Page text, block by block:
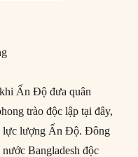
Ấn Độ đưa quân
trào độc lập tại đây,
lực lượng Ấn Độ. Đông
Bangladesh độc